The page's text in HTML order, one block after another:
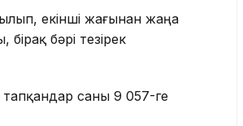
екінші жағынан жаңа
бәрі тезірек
тапқандар саны 9 057-ге